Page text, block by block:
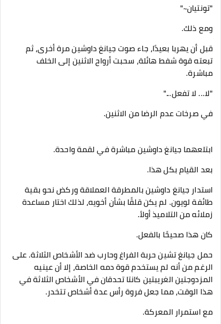
"تونتيان~"
ومع ذلك.
قبل أن يهربا بعيدًا، جاء صوت جيانغ داوشين مرة أخرى، ثم
تبعته قوة شفط هائلة، سحبت أرواح الاثنين إلى الخلف
مباشرة.
"لا... لا تفعل..."
في صرخات عدم الرضا من الاثنين.
ابتلعهما جيانغ داوشين مباشرة في لقمة واحدة.
بعد القيام بكل هذا.
استدار جيانغ داوشين بالمطرقة العملاقة وركض نحو بقية
طائفة لويون. لم يكن قلقًا بشأن أخويه، لذلك اختار مساعدة
زملائه من التلاميذ أولاً.
كان هذا صحيحًا بالفعل.
حمل جيانغ تشين حربة الفراغ وحارب ضد الأشخاص الثلاثة. على
الرغم من أنه لم يستخدم قوة دمه الخاصة، إلا أن عينيه
المزدوجتين الغريبتين كانتا تحدقان في الأشخاص الثلاثة في
هذا الوقت، مما جعل فروة رأس عدة أشخاص تتخدر.
مع استمرار المعركة.